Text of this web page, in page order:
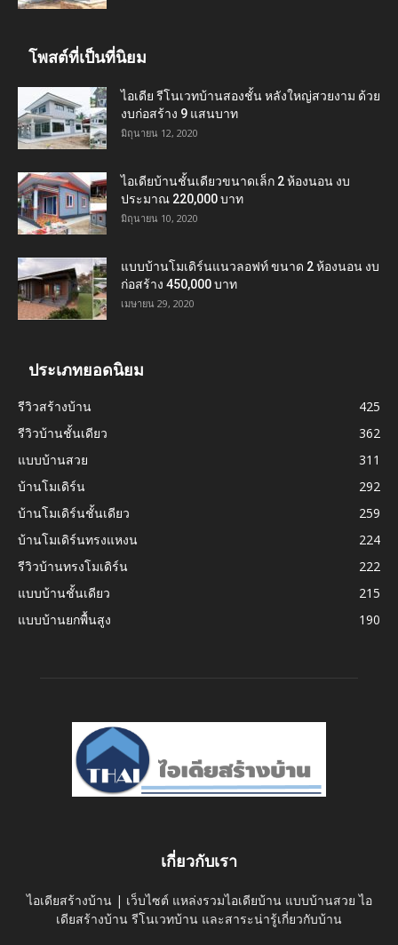
โพสต์ที่เป็นที่นิยม
ไอเดีย รีโนเวทบ้านสองชั้น หลังใหญ่สวยงาม ด้วย
งบก่อสร้าง 9 แสนบาท
มิถุนายน 12, 2020
ไอเดียบ้านชั้นเดียวขนาดเล็ก 2 ห้องนอน งบ
ประมาณ 220,000 บาท
มิถุนายน 10, 2020
แบบบ้านโมเดิร์นแนวลอฟท์ ขนาด 2 ห้องนอน งบ
ก่อสร้าง 450,000 บาท
เมษายน 29, 2020
ประเภทยอดนิยม
รีวิวสร้างบ้าน
425
รีวิวบ้านชั้นเดียว
362
แบบบ้านสวย
311
บ้านโมเดิร์น
292
บ้านโมเดิร์นชั้นเดียว
259
บ้านโมเดิร์นทรงแหงน
224
รีวิวบ้านทรงโมเดิร์น
222
แบบบ้านชั้นเดียว
215
แบบบ้านยกพื้นสูง
190
เกี่ยวกับเรา
ไอเดียสร้างบ้าน | เว็บไซต์ แหล่งรวมไอเดียบ้าน แบบบ้านสวย ไอ
เดียสร้างบ้าน รีโนเวทบ้าน และสาระน่ารู้เกี่ยวกับบ้าน